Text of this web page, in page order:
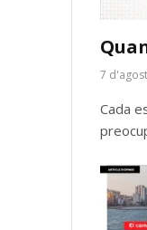
7
Cada